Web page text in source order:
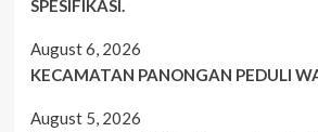
SPESIFIKASI.
August 6, 2026
KECAMATAN PANONGAN PEDULI
August 5, 2026